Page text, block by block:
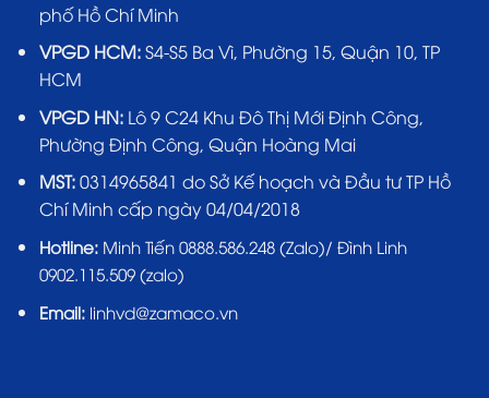
phố Hồ Chí Minh
VPGD HCM:S4-S5 Ba Vì, Phường 15, Quận 10, TP
HCM
VPGD HN:Lô 9 C24 Khu Đô Thị Mới Định Công,
Phường Định Công, Quận Hoàng Mai
MST:0314965841 do Sở Kế hoạch và Đầu tư TP Hồ
Chí Minh cấp ngày 04/04/2018
Hotline: Minh Tiến 0888.586.248 (Zalo)/ Đình Linh
0902.115.509 (zalo)
Email:linhvd@zamaco.vn